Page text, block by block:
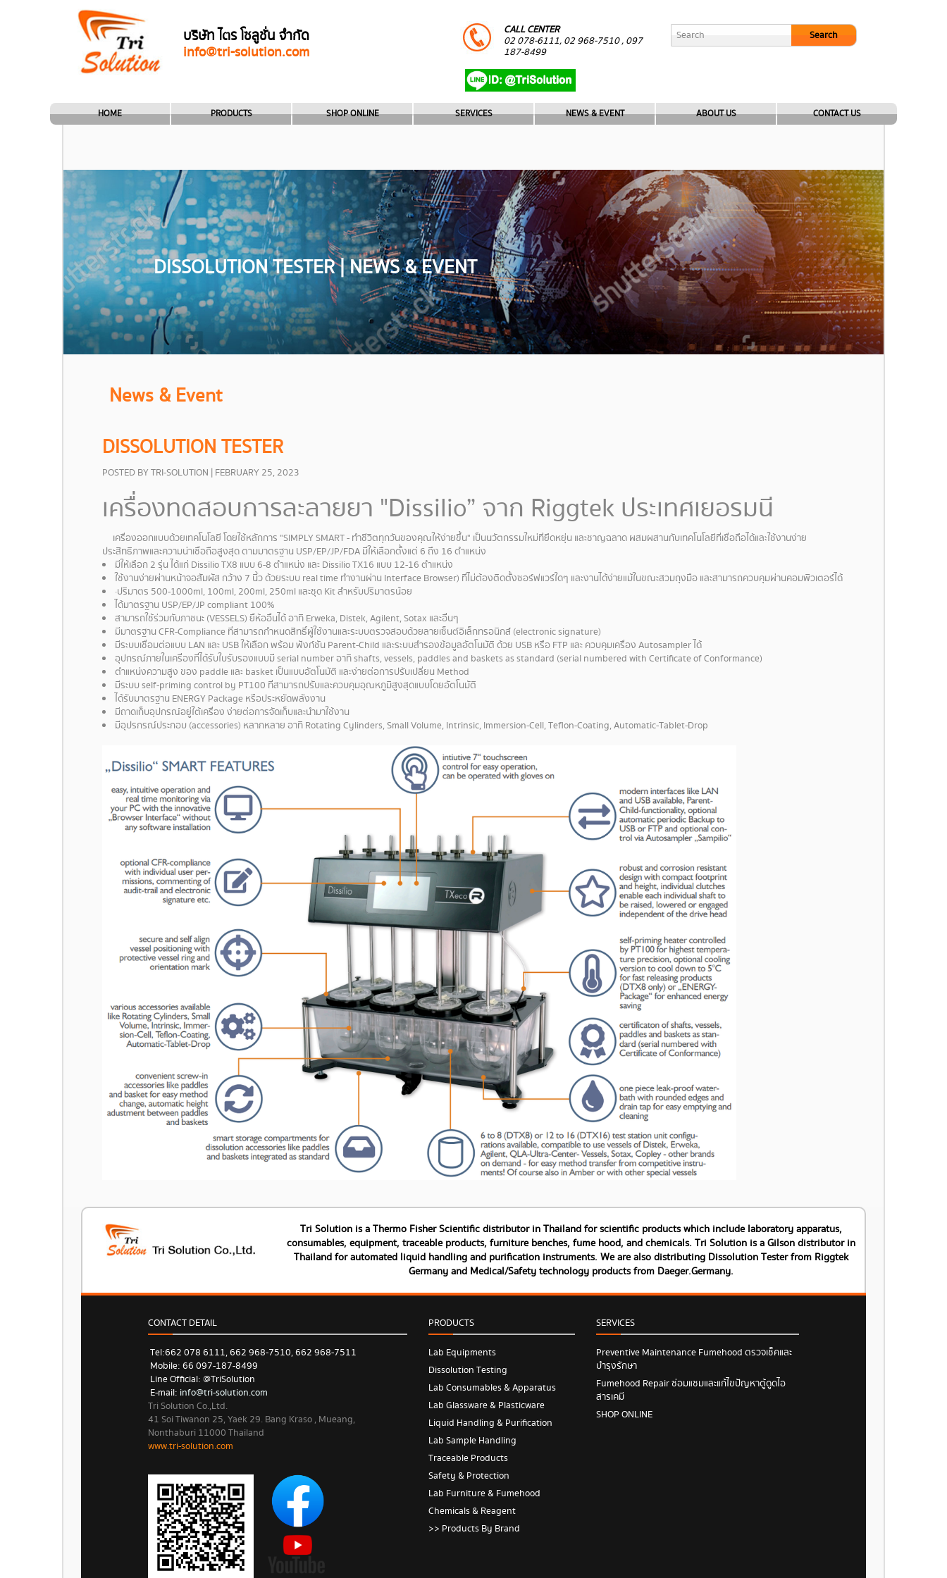
บริษัท ไตร โซลูชั่น จำกัด
info@tri-solution.com
CALL CENTER
02 078-6111, 02 968-7510 , 097
187-8499
Search
HOME PRODUCTS SHOP ONLINE SERVICES NEWS & EVENT ABOUT US CONTACT US
DISSOLUTION TESTER | NEWS & EVENT
News & Event
DISSOLUTION TESTER
POSTED BY TRI-SOLUTION | FEBRUARY 25, 2023
เครื่องทดสอบการละลายยา "Dissilio” จาก Riggtek ประเทศเยอรมนี
เครื่องออกแบบด้วยเทคโนโลยี โดยใช้หลักการ "SIMPLY SMART - ทำชีวิตทุกวันของคุณให้ง่ายขึ้น" เป็นนวัตกรรมใหม่ที่ยืดหยุ่น และชาญฉลาด ผสมผสานกับเทคโนโลยีที่เชื่อถือได้และใช้งานง่าย
ประสิทธิภาพและความน่าเชื่อถือสูงสุด ตามมาตรฐาน USP/EP/JP/FDA มีให้เลือกตั้งแต่ 6 ถึง 16 ตำแหน่ง
มีให้เลือก 2 รุ่น ได้แก่ Dissilio TX8 แบบ 6-8 ตำแหน่ง และ Dissilio TX16 แบบ 12-16 ตำแหน่ง
ใช้งานง่ายผ่านหน้าจอสัมผัส กว้าง 7 นิ้ว ด้วยระบบ real time ทำงานผ่าน Interface Browser) ที่ไม่ต้องติดตั้งซอร์ฟแวร์ใดๆ และงานได้ง่ายแม้ในขณะสวมถุงมือ และสามารถควบคุมผ่านคอมพิวเตอร์ได้
·ปริมาตร 500-1000ml, 100ml, 200ml, 250ml และชุด Kit สำหรับปริมาตรน้อย
ได้มาตรฐาน USP/EP/JP compliant 100%
สามารถใช้ร่วมกับภาชนะ (VESSELS) ยื่ห้ออื่นได้ อาทิ Erweka, Distek, Agilent, Sotax และอื่นๆ
มีมาตรฐาน CFR-Compliance ที่สามารถกำหนดสิทธิ์ผู้ใช้งานและระบบตรวจสอบด้วยลายเซ็นต์อิเล็กทรอนิกส์ (electronic signature)
มีระบบเชื่อมต่อแบบ LAN และ USB ให้เลือก พร้อม ฟังก์ชัน Parent-Child และระบบสำรองข้อมูลอัตโนมัติ ด้วย USB หรือ FTP และ ควบคุมเครื่อง Autosampler ได้
อุปกรณ์ภายในเครื่องที่ได้รับใบรับรองแบบมี serial number อาทิ shafts, vessels, paddles and baskets as standard (serial numbered with Certificate of Conformance)
ตำแหน่งความสูง ของ paddle และ basket เป็นแบบอัตโนมัติ และง่ายต่อการปรับเปลี่ยน Method
มีระบบ self-priming control by PT100 ที่สามารถปรับและควบคุมอุณหภูมิสูงสุดแบบโดยอัตโนมัติ
ได้รับมาตรฐาน ENERGY Package หรือประหยัดพลังงาน
มีถาดเก็บอุปกรณ์อยู่ใต้เครื่อง ง่ายต่อการจัดเก็บและนำมาใช้งาน
มีอุปรกรณ์ประกอบ (accessories) หลากหลาย อาทิ Rotating Cylinders, Small Volume, Intrinsic, Immersion-Cell, Teflon-Coating, Automatic-Tablet-Drop
Tri Solution is a Thermo Fisher Scientific distributor in Thailand for scientific products which include laboratory apparatus,
consumables, equipment, traceable products, furniture benches, fume hood, and chemicals. Tri Solution is a Gilson distributor in
Thailand for automated liquid handling and purification instruments. We are also distributing Dissolution Tester from Riggtek
Germany and Medical/Safety technology products from Daeger.Germany.
CONTACT DETAIL
Tel: 662 078 6111, 662 968-7510, 662 968-7511
Mobile: 66 097-187-8499
Line Official: @TriSolution
E-mail: info@tri-solution.com​​
Tri Solution Co.,Ltd.
41 Soi Tiwanon 25, Yaek 29. Bang Kraso , Mueang,
Nonthaburi 11000 Thailand
www.tri-solution.com​
PRODUCTS
Lab Equipments
Dissolution Testing
Lab Consumables & Apparatus
Lab Glassware & Plasticware
Liquid Handling & Purification
Lab Sample Handling
Traceable Products
Safety & Protection
Lab Furniture & Fumehood
Chemicals & Reagent
>> Products By Brand
SERVICES
Preventive Maintenance Fumehood ตรวจเช็คและ
บำรุงรักษา
Fumehood Repair ซ่อมแซมและแก้ไขปัญหาตู้ดูดไอ
สารเคมี
SHOP ONLINE